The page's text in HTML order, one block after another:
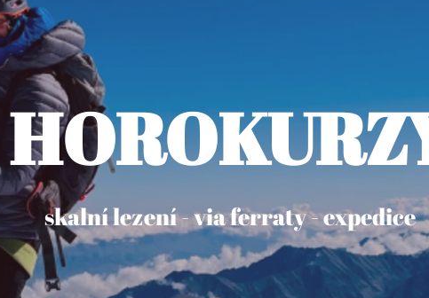
skalní lezení - via ferraty - expedice